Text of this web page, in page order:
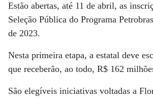
Estão abertas, até 11 de abril, as
Seleção Pública do Programa
de 2023.
Nesta primeira etapa, a estatal deve
que receberão, ao todo, R$ 162
São elegíveis iniciativas voltadas a